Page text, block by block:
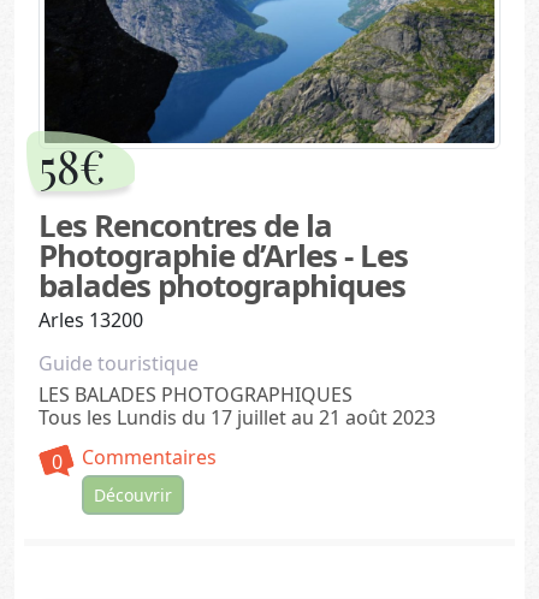
58€
Les Rencontres de la
Photographie d’Arles - Les
balades photographiques
Arles 13200
Guide touristique
LES BALADES PHOTOGRAPHIQUES
Tous les Lundis du 17 juillet au 21 août 2023
0
Commentaires
Découvrir